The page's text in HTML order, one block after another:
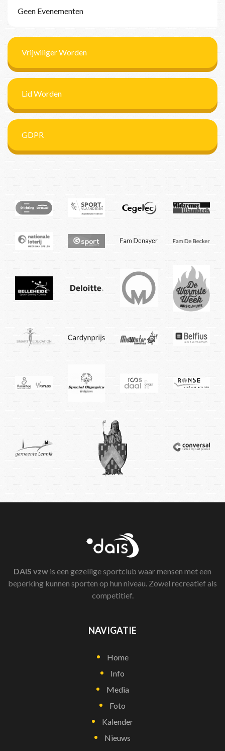
Geen Evenementen
Vrijwiliger Worden
Lid Worden
GDPR
DAIS vzw is een gezellige sportclub waar mensen met een
beperking kunnen sporten op hun niveau. Zowel recreatief als
competitief.
NAVIGATIE
Home
Info
Media
Foto
Kalender
Nieuws